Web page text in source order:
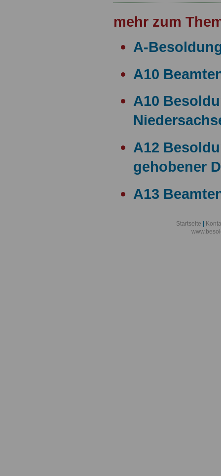
mehr zum
A-
A10
A10
A12
gehobener
A13
A13
Startseite